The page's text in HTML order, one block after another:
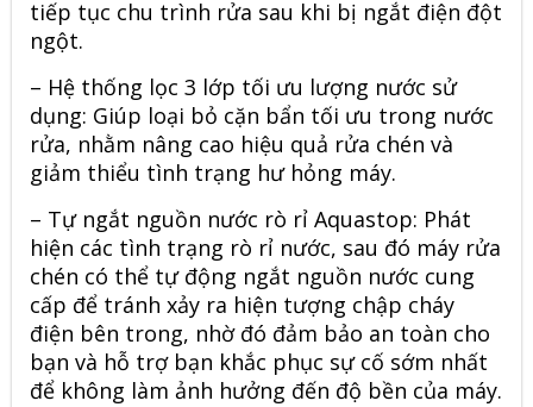
tiếp tục chu trình rửa sau khi bị ngắt điện đột
ngột.
– Hệ thống lọc 3 lớp tối ưu lượng nước sử
dụng: Giúp loại bỏ cặn bẩn tối ưu trong nước
rửa, nhằm nâng cao hiệu quả rửa chén và
giảm thiểu tình trạng hư hỏng máy.
– Tự ngắt nguồn nước rò rỉ Aquastop: Phát
hiện các tình trạng rò rỉ nước, sau đó máy rửa
chén có thể tự động ngắt nguồn nước cung
cấp để tránh xảy ra hiện tượng chập cháy
điện bên trong, nhờ đó đảm bảo an toàn cho
bạn và hỗ trợ bạn khắc phục sự cố sớm nhất
để không làm ảnh hưởng đến độ bền của máy.